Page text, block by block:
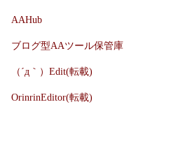
AAHub
ブログ型AAツール保管庫
（´д｀）Edit(転載)
OrinrinEditor(転載)